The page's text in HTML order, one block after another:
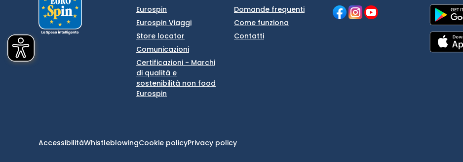
Eurospin
Eurospin Viaggi
Store locator
Comunicazioni
Certificazioni - Marchi
di qualità e
sostenibilità non food
Eurospin
Domande frequenti
Come funziona
Contatti
AccessibilitàWhistleblowingCookie policyPrivacy policy